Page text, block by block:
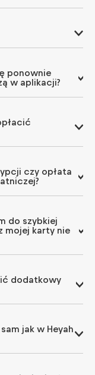
ponownie
w aplikacji?
czy opłata
do szybkiej
mojej karty nie
dodatkowy
jak w Heyah